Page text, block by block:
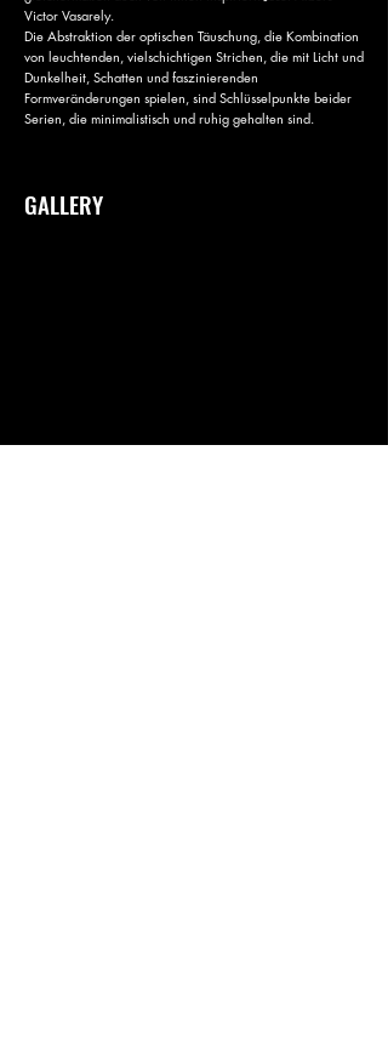
Victor Vasarely.
Die Abstraktion der optischen Täuschung, die Kombination
von leuchtenden, vielschichtigen Strichen, die mit Licht und
Dunkelheit, Schatten und faszinierenden
Formveränderungen spielen, sind Schlüsselpunkte beider
Serien, die minimalistisch und ruhig gehalten sind.
GALLERY